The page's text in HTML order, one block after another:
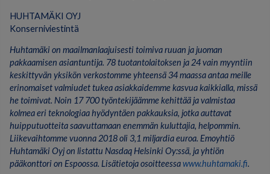
HUHTAMÄKI OYJ
Konserniviestintä
Huhtamäki on maailmanlaajuisesti toimiva ruuan ja juoman
pakkaamisen asiantuntija. 78 tuotantolaitoksen ja 24 vain myyntiin
keskittyvän yksikön verkostomme yhteensä 34 maassa antaa meille
erinomaiset valmiudet tukea asiakkaidemme kasvua kaikkialla, missä
he toimivat. Noin 17 700 työntekijäämme kehittää ja valmistaa
kolmea eri teknologiaa hyödyntäen pakkauksia, jotka auttavat
huipputuotteita saavuttamaan enemmän kuluttajia, helpommin.
Liikevaihtomme vuonna 2018 oli 3,1 miljardia euroa. Emoyhtiö
Huhtamäki Oyj on listattu Nasdaq Helsinki Oy:ssä, ja yhtiön
pääkonttori on Espoossa. Lisätietoja osoitteessawww.huhtamaki.fi.